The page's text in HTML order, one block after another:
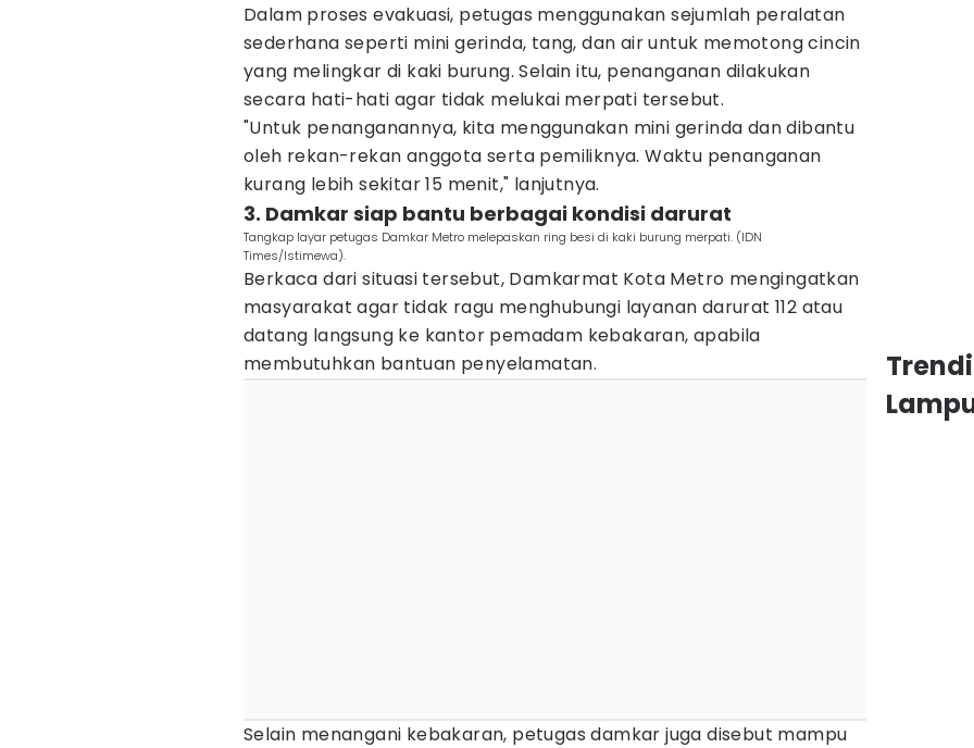
Dalam proses evakuasi, petugas menggunakan sejumlah peralatan
sederhana seperti mini gerinda, tang, dan air untuk memotong cincin
yang melingkar di kaki burung. Selain itu, penanganan dilakukan
secara hati-hati agar tidak melukai merpati tersebut.
"Untuk penanganannya, kita menggunakan mini gerinda dan dibantu
oleh rekan-rekan anggota serta pemiliknya. Waktu penanganan
kurang lebih sekitar 15 menit," lanjutnya.
3. Damkar siap bantu berbagai kondisi darurat
Tangkap layar petugas Damkar Metro melepaskan ring besi di kaki burung merpati. (IDN
Times/Istimewa).
Berkaca dari situasi tersebut, Damkarmat Kota Metro mengingatkan
masyarakat agar tidak ragu menghubungi layanan darurat 112 atau
datang langsung ke kantor pemadam kebakaran, apabila
membutuhkan bantuan penyelamatan.
Selain menangani kebakaran, petugas damkar juga disebut mampu